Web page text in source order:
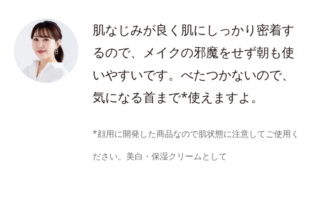
肌なじみが良く肌にしっかり密着す
るので、メイクの邪魔をせず朝も使
いやすいです。べたつかないので、
気になる首まで*使えますよ。
*顔用に開発した商品なので肌状態に注意してご使用く
ださい。美白・保湿クリームとして